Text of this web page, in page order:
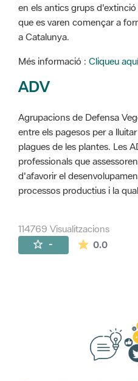
en els antics grups
que es varen començar a
a Catalunya.
Més informació : Cliqueu aquí
ADV
Agrupacions de Defensa
entre els pagesos per a
plagues de les plantes. Les
professionals que
d'afavorir el
processos productius i la
114769 Visualitzacions
- 0.0La